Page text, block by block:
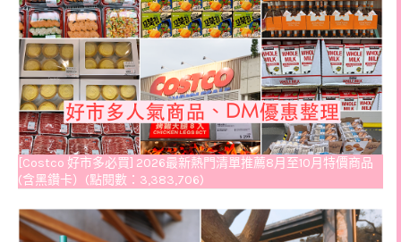
[Costco 好市多必買] 2026最新熱門清單推薦8月至10月特價商品
(含黑鑽卡）(點閱數：3,383,706)